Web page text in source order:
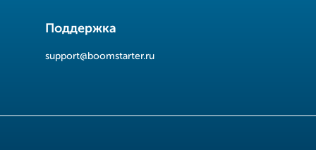
Поддержка
support@boomstarter.ru